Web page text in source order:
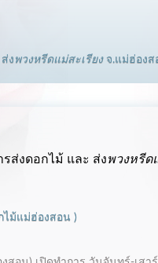
ง พวงหรีดแม่สะเรียงจ.แม่ฮ่องส
ส่งดอกไม้ และ ส่งพวงหรีด
ไม้แม่ฮ่องสอน )